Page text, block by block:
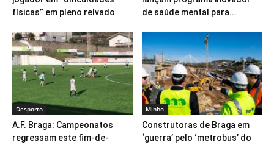
físicas” em pleno relvado
de saúde mental para...
Desporto
A.F. Braga: Campeonatos
regressam este fim-de-
Minho
Construtoras de Braga em
‘guerra’ pelo ‘metrobus’ do